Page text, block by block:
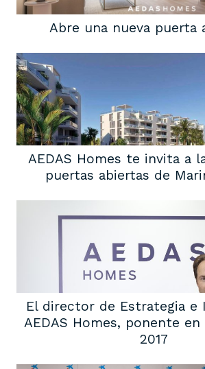
Abre una nueva puerta
AEDAS Homes te invita a
puertas abiertas de
El director de Estrategia e
AEDAS Homes, ponente
2017